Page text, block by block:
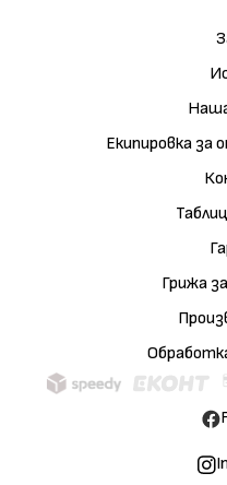
Екипировка за
Грижа